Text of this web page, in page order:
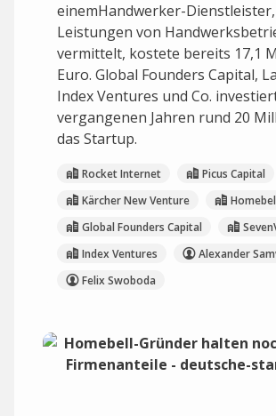
einemHandwerker-Dienstleister,
Leistungen von
vermittelt, kostete bereits 17,1
Euro. Global Founders Capital,
Index Ventures und Co.
vergangenen Jahren rund 20
das Startup.
Rocket Internet
Picus Capital
Kärcher New Venture
Global Founders Capital
Index Ventures
Alexander
Felix Swoboda